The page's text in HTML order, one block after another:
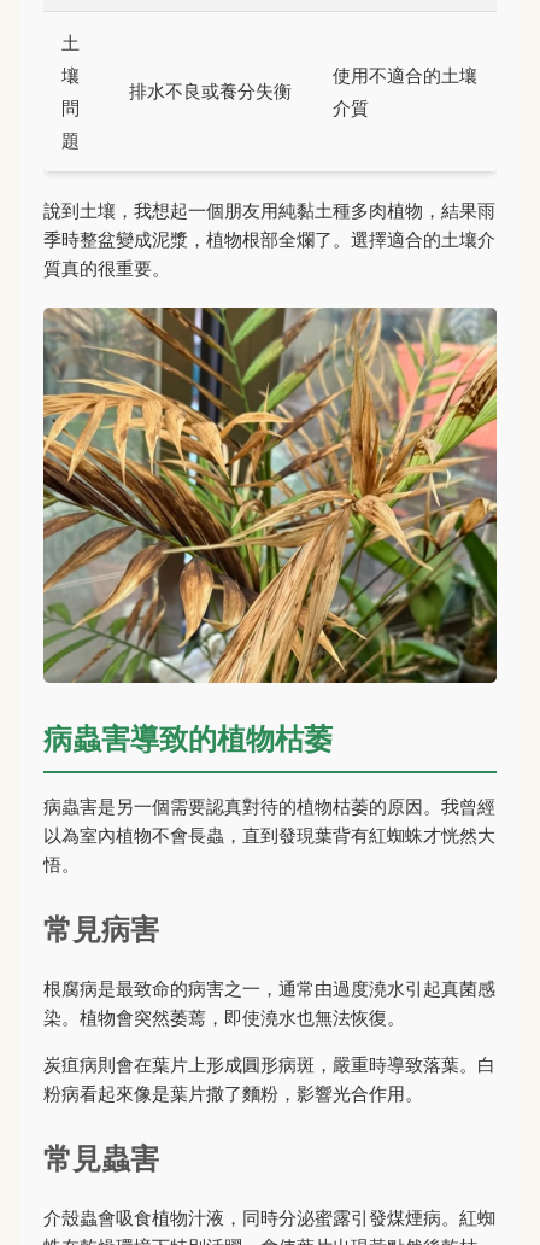
土
壤
問
題
排水不良或養分失衡
使用不適合的土壤
介質
說到土壤，我想起一個朋友用純黏土種多肉植物，結果雨
季時整盆變成泥漿，植物根部全爛了。選擇適合的土壤介
質真的很重要。
病蟲害導致的植物枯萎
病蟲害是另一個需要認真對待的植物枯萎的原因。我曾經
以為室內植物不會長蟲，直到發現葉背有紅蜘蛛才恍然大
悟。
常見病害
根腐病是最致命的病害之一，通常由過度澆水引起真菌感
染。植物會突然萎蔫，即使澆水也無法恢復。
炭疽病則會在葉片上形成圓形病斑，嚴重時導致落葉。白
粉病看起來像是葉片撒了麵粉，影響光合作用。
常見蟲害
介殼蟲會吸食植物汁液，同時分泌蜜露引發煤煙病。紅蜘